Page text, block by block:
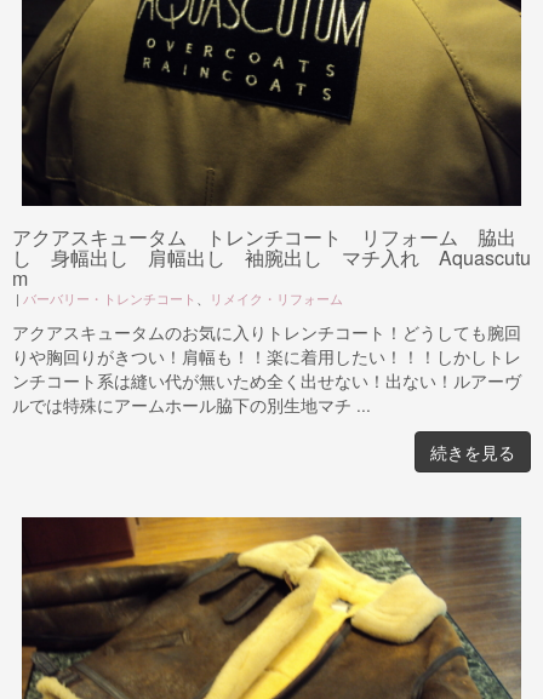
アクアスキュータム トレンチコート リフォーム 脇出
し 身幅出し 肩幅出し 袖腕出し マチ入れ Aquascutu
m
| バーバリー・トレンチコート 、 リメイク・リフォーム
アクアスキュータムのお気に入りトレンチコート！どうしても腕回
りや胸回りがきつい！肩幅も！！楽に着用したい！！！しかしトレ
ンチコート系は縫い代が無いため全く出せない！出ない！ルアーヴ
ルでは特殊にアームホール脇下の別生地マチ ...
続きを見る